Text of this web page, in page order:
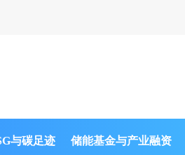
与碳足迹 储能基金与产业融资